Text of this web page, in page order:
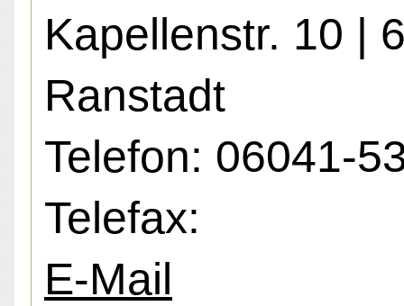
Kapellenstr. 10 |
Ranstadt
Telefon: 06041-
Telefax:
E-Mail